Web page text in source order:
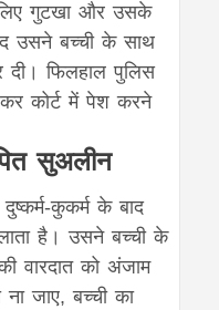
गुटखा और उसके
उसने बच्ची के साथ
दी। फिलहाल पुलिस
कर कोर्ट में पेश करने
सुअलीन
कुकर्म के बाद
है। उसने बच्ची के
वारदात को अंजाम
जाए, बच्ची का